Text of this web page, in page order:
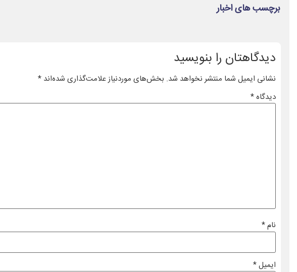
برچسب های اخبار
دیدگاهتان را بنویسید
نشانی ایمیل شما منتشر نخواهد شد. بخش‌های موردنیاز علامت‌گذاری شده‌اند*
دیدگاه*
نام*
ایمیل*